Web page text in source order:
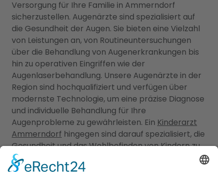
Versorgung für Ihre Familie in Ammerndorf
sicherzustellen. Augenärzte sind spezialisiert auf
die Gesundheit der Augen. Sie bieten eine Vielzahl
von Leistungen an, von Routineuntersuchungen
über die Behandlung von Augenerkrankungen bis
hin zu operativen Eingriffen wie der
Augenlaserbehandlung. Unsere Augenärzte in der
Region sind hochqualifiziert und verfügen über
modernste Technologie, um eine präzise Diagnose
und individuelle Behandlung für Ihre
Augenprobleme zu gewährleisten. Ein Kinderarzt
Ammerndorf hingegen sind darauf spezialisiert, die
Gesundheit und das Wohlbefinden von Kindern zu
betreuen. Sie bieten umfassende
Vorsorgeuntersuchungen, Impfungen, Behandlung